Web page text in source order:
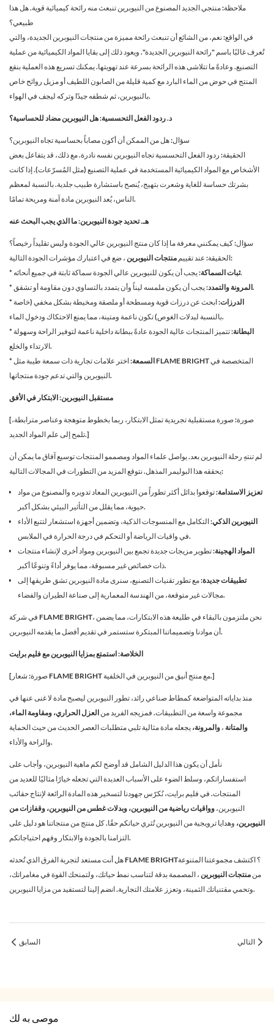
ملاحظة: منتجي الجديد المصنوع من النيوبرين تنبعث منه رائحة كيميائية قوية. هل هذا
طبيعي؟
في الواقع: نعم، من الشائع أن تنبعث رائحة مميزة من منتجات النيوبرين الجديدة، والتي
تُعرف غالبًا باسم "رائحة النيوبرين الجديدة". ويعود ذلك إلى بقايا المواد الكيميائية من عملية
التصنيع. وعادةً ما تتلاشى هذه الرائحة بسرعة عند تهويتها. يمكنك تسريع هذه العملية بنقع
المنتج في حوض من الماء البارد مع كمية قليلة من الصابون اللطيف أو مزيل روائح خاص
بالنيوبرين، ثم شطفه جيدًا وتركه ليجف في الهواء.
د. ردود الفعل التحسسية: هل النيوبرين مضاد للحساسية؟
سؤال: هل من الممكن أن أكون مصاباً بحساسية تجاه النيوبرين؟
الحقيقة: ردود الفعل التحسسية تجاه النيوبرين نفسه نادرة. مع ذلك، قد يتفاعل بعض
الأشخاص مع المواد الكيميائية المستخدمة في عملية التصنيع (مثل المُسرّعات). إذا كانت
بشرتك حساسة للغاية وشعرت بتهيج، يُنصح باستشارة طبيب جلدية. بالنسبة لمعظم
الناس، يُعد النيوبرين مادة آمنة ومريحة تمامًا.
هـ. تحديد جودة النيوبرين: ما الذي يجب البحث عنه
سؤال: كيف يمكنني معرفة ما إذا كان منتج النيوبرين عالي الجودة وليس تقليداً رخيصاً؟
الحقيقة: عند تقييم منتجات النيوبرين
، ضع في اعتبارك مؤشرات الجودة التالية:
* ثبات السماكة:يجب أن يكون للنيوبرين عالي الجودة سماكة ثابتة في جميع أنحائه.
* المرونة والتمدد:يجب أن يكون ملمسه ليناً وأن يتمدد بالتساوي دون مقاومة أو تشقق.
* الدرزات:ابحث عن درزات قوية ومسطحة أو ملصقة ومخيطة بشكل مخفي (خاصة
بالنسبة لبدلات الغوص) تكون ناعمة ومتينة، مما يمنع الاحتكاك ودخول الماء.
* البطانة:تتميز المنتجات عالية الجودة عادةً ببطانة داخلية ناعمة لتوفير الراحة وسهولة
الارتداء والخلع.
* السمعة:اختر علامات تجارية ذات سمعة طيبة مثل FLAME BRIGHT المتخصصة في
النيوبرين والتي تدعم جودة منتجاتها.
مستقبل النيوبرين: الابتكار في الأفق
[صورة: صورة مستقبلية تجريدية تمثل الابتكار، ربما بخطوط متوهجة وعناصر مترابطة،
تلمح إلى علم المواد الجديد.]
لم تنتهِ رحلة النيوبرين بعد. يواصل علماء المواد ومصممو المنتجات توسيع آفاق ما يمكن أن
يحققه هذا البوليمر المذهل. نتوقع المزيد من التطورات في المجالات التالية:
تعزيز الاستدامة:توقعوا بدائل أكثر تطوراً من النيوبرين المعاد تدويره والمصنوع من مواد
حيوية، مما يقلل من التأثير البيئي بشكل أكبر.
النيوبرين الذكي:التكامل مع المنسوجات الذكية، وتضمين أجهزة استشعار لتتبع الأداء
في واقيات الرياضة أو التحكم في درجة الحرارة في الملابس.
المواد الهجينة:تطوير مزيجات جديدة تجمع بين النيوبرين ومواد أخرى لإنشاء منتجات
ذات خصائص غير مسبوقة، مما يوفر أداءً وتنوعًا أكبر.
تطبيقات جديدة:مع تطور تقنيات التصنيع، سنرى مادة النيوبرين تشق طريقها إلى
مجالات غير متوقعة، من الهندسة المعمارية إلى صناعة الطيران والفضاء.
في شركة FLAME BRIGHT، نحن ملتزمون بالبقاء في طليعة هذه الابتكارات، مما يضمن
أن موادنا وتصميماتنا المبتكرة ستستمر في تقديم أفضل ما يقدمه النيوبرين.
الخلاصة: استمتع بمزايا النيوبرين مع فليم برايت
[صورة: شعار FLAME BRIGHT مع منتج أنيق من النيوبرين في الخلفية.]
منذ بداياته المتواضعة كمطاط صناعي رائد، تطور النيوبرين ليصبح مادة لا غنى عنها في
مجموعة واسعة من التطبيقات. فمزيجه الفريد من العزل الحراري، ومقاومة الماء،
والمتانة ، والمرونة، يجعله مادة مثالية تلبي متطلبات العصر الحديث من حيث الحماية
والراحة والأداء.
نأمل أن يكون هذا الدليل الشامل قد أوضح لكم ماهية النيوبرين، وأجاب على
استفساراتكم، وسلط الضوء على الأسباب العديدة التي تجعله خيارًا مثاليًا للعديد من
المنتجات. في فليم برايت، نُكرّس جهودنا لتسخير هذه المادة الرائعة لإنتاج حقائب
النيوبرين، وواقيات رياضية من النيوبرين، وبدلات غطس من النيوبرين، وقفازات من
النيوبرين، وهدايا ترويجية من النيوبرين تُثري حياتكم حقًا. كل منتج من منتجاتنا هو دليل على
التزامنا بالجودة والابتكار وفهم احتياجاتكم.
هل أنت مستعد لتجربة الفرق الذي تُحدثه FLAME BRIGHT؟ اكتشف مجموعتنا المتنوعة
من منتجات النيوبرين ، المصممة بدقة لتناسب نمط حياتك، ولتمنحك القوة في مغامراتك،
وتحمي مقتنياتك الثمينة، وتعزز علامتك التجارية. انضم إلينا لتستفيد من مزايا النيوبرين.
السابق التالي
موصى به لك